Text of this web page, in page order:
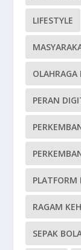
LIFESTYLE
OLAHRAGA
PERAN
PLATFORM
RAGAM
SEPAK